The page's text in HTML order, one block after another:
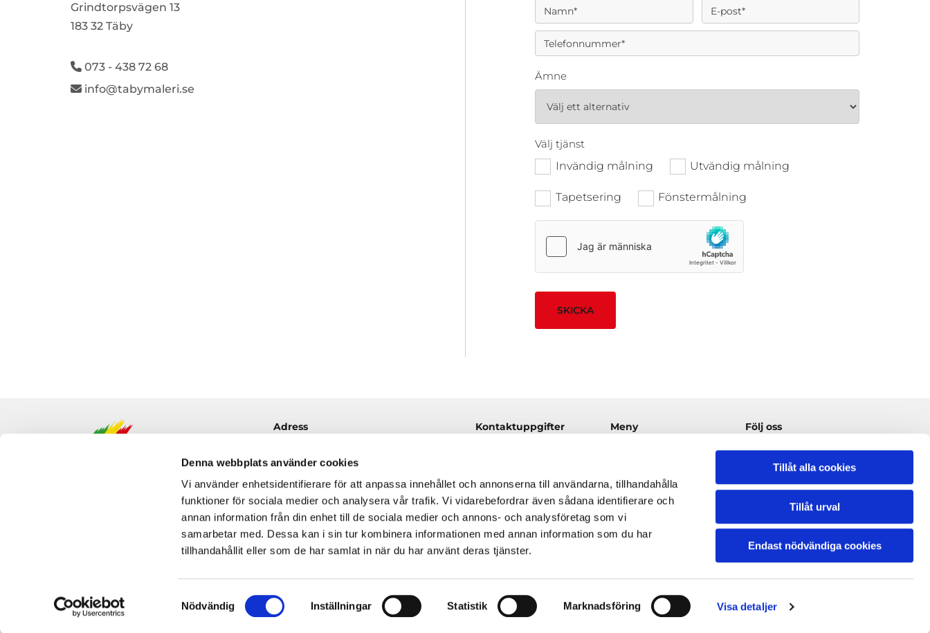
Denna webbplats använder cookies
Vi använder enhetsidentifierare för att anpassa innehållet och annonserna till användarna, tillhandahålla
funktioner för sociala medier och analysera vår trafik. Vi vidarebefordrar även sådana identifierare och
annan information från din enhet till de sociala medier och annons- och analysföretag som vi
samarbetar med. Dessa kan i sin tur kombinera informationen med annan information som du har
tillhandahållit eller som de har samlat in när du har använt deras tjänster.
Samtyckesval
Nödvändig Inställningar Statistik Marknadsföring Visa detaljer
Tillåt alla cookies
Tillåt urval
Endast nödvändiga cookies
Grindtorpsvägen 13
183 32 Täby
 073 - 438 72 68
 info@tabymaleri.se
Ämne
Välj tjänst
Invändig målning
Utvändig målning
Tapetsering Fönstermålning
Adress
Grindtorpsvägen 13
Kontaktuppgifter Meny
Utvändig målning
Tapetsering
Fönstermålning
Om oss
Följ oss